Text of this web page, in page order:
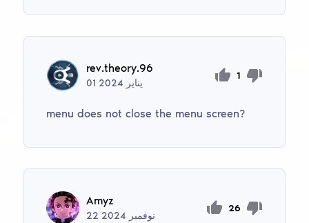
rev.theory.96
01 يناير
1
menu does not close the menu screen?
Amyz
22 نوفمبر
26